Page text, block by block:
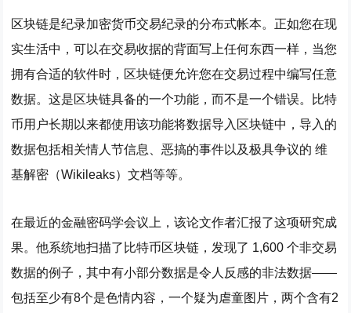
区块链是纪录加密货币交易纪录的分布式帐本。正如您在现
实生活中，可以在交易收据的背面写上任何东西一样，当您
拥有合适的软件时，区块链便允许您在交易过程中编写任意
数据。这是区块链具备的一个功能，而不是一个错误。比特
币用户长期以来都使用该功能将数据导入区块链中，导入的
数据包括相关情人节信息、恶搞的事件以及极具争议的 维
基解密（Wikileaks）文档等等。
在最近的金融密码学会议上，该论文作者汇报了这项研究成
果。他系统地扫描了比特币区块链，发现了 1,600 个非交易
数据的例子，其中有小部分数据是令人反感的非法数据——
包括至少有8个是色情内容，一个疑为虐童图片，两个含有2